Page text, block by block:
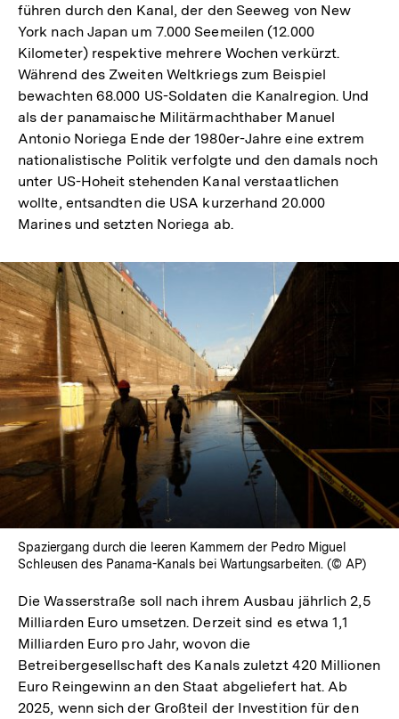
führen durch den Kanal, der den Seeweg von New
York nach Japan um 7.000 Seemeilen (12.000
Kilometer) respektive mehrere Wochen verkürzt.
Während des Zweiten Weltkriegs zum Beispiel
bewachten 68.000 US-Soldaten die Kanalregion. Und
als der panamaische Militärmachthaber Manuel
Antonio Noriega Ende der 1980er-Jahre eine extrem
nationalistische Politik verfolgte und den damals noch
unter US-Hoheit stehenden Kanal verstaatlichen
wollte, entsandten die USA kurzerhand 20.000
Marines und setzten Noriega ab.
In
Lightbox
öffnen
Spaziergang durch die leeren Kammern der Pedro Miguel
Schleusen des Panama-Kanals bei Wartungsarbeiten. (© AP)
Die Wasserstraße soll nach ihrem Ausbau jährlich 2,5
Milliarden Euro umsetzen. Derzeit sind es etwa 1,1
Milliarden Euro pro Jahr, wovon die
Betreibergesellschaft des Kanals zuletzt 420 Millionen
Euro Reingewinn an den Staat abgeliefert hat. Ab
2025, wenn sich der Großteil der Investition für den